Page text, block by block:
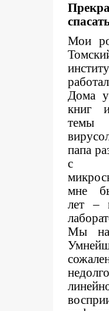
Мои
Дома
книг
темы
папа
с
мне
лет –
Мы